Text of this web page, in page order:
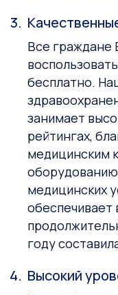
Все граждане
бесплатно.
занимает
рейтингах,
медицинским
медицинских
году
Высокий